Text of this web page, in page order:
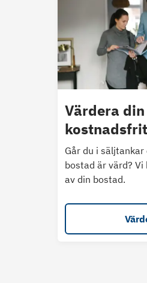
Värdera
Går du i
bostad är värd?
av din bostad.